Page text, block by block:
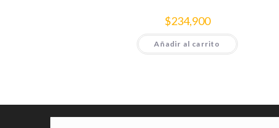
$234,900
Añadir al carrito